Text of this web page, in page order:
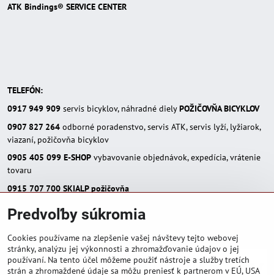
ATK Bindings® SERVICE CENTER
TELEFÓN:
0917 949 909 servis bicyklov, náhradné dielyPOŽIČOVŇA BICYKLOV
0907 827 264 odborné poradenstvo, servis ATK, servis lyží, lyžiarok,
viazaní, požičovňa bicyklov
0905 405 099 E-SHOP vybavovanie objednávok, expedícia, vrátenie
tovaru
0915 707 700 SKIALP požičovňa
E-MAIL:
eshop(zavináč)skialpinista.sk
pisosport(zavináč)pisosport.sk
Predvoľby súkromia
Cookies používame na zlepšenie vašej návštevy tejto webovej
stránky, analýzu jej výkonnosti a zhromažďovanie údajov o jej
používaní. Na tento účel môžeme použiť nástroje a služby tretích
strán a zhromaždené údaje sa môžu preniesť k partnerom v EÚ, USA